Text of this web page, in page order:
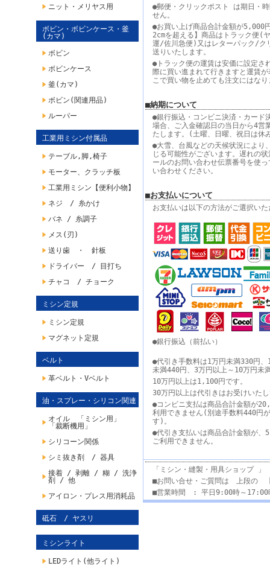
ニット・メリヤス用
ボビン・ボビンケース・釜
(カマ)
ボビン
ボビンケース
釜(カマ)
ボビン(関連用品)
ルーパー
工業用ミシン付属品
テーブル,脚,椅子
モーター、クラッチ板
工業用ミシン【便利小物】
ネジ / 糸かけ
バネ / 糸調子
メス(刃)
送り歯 ・ 針板
ドライバー / 目打ち
チャコ / チョーク
ミシン定規
ミシン定規
マグネット定規
ベルト
革ベルト・Vベルト
油・スプレー・シリコン関連
オイル 「ミシン用」
「裁断機用」
シリコーン関係
シミ抜き剤 / 器具
接着 / 剥離 / 糊 / 洗浄
剤 / 他
アイロン・プレス用消耗品
砥石 / ヤスリ
ミシンライト
LEDライト(他ライト)
●郵便・クリックポスト は期日・
せん。
●お買い上げ商品合計金額が5,000
2cmを超える】商品はトラック便(
運/佐川急便)又はレターパック/ク
送りいたします。
●トラック便の運賃は安価に設定さ
際に買い進まれて行きますと運賃
こで買い物を止めても注文にはな
■納期について
●銀行振込・コンビニ決済・カード
場合、ご入金確認日の当日から4営
たします。(土曜、日曜、祝日は休
●大雪、台風などの天候状況により
じる可能性がございます。遅れの
ールのお問い合わせ伝票番号を使
い合わせください。
■お支払いについて
お支払いは以下の方法がご選択い
●銀行振込（前払い）
●代引き手数料は1万円未満330円
未満440円、3万円以上～10万円未
10万円以上は1,100円です。
30万円以上は代引きはお受けいた
●コンビニ支払は商品合計金額が
利用できません(別途手数料440円
す)。
●代引き支払いは商品合計金額が、
ご利用できません。
「ミシン・縫製・用具ショップ 」
■お問い合せ・ご質問は 上段の
■営業時間 : 平日9:00時～17:00